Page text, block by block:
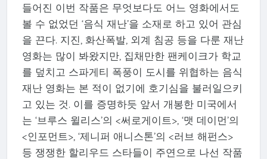
들어진 이번 작품은 무엇보다도 어느 영화에서도
볼 수 없었던 ‘음식 재난’을 소재로 하고 있어 관심
을 끈다. 지진, 화산폭발, 외계 침공 등을 다룬 재난
영화는 많이 봐왔지만, 집채만한 팬케이크가 학교
를 덮치고 스파게티 폭풍이 도시를 위협하는 음식
재난 영화는 본 적이 없기에 호기심을 불러일으키
고 있는 것. 이를 증명하듯 앞서 개봉한 미국에서
는 ‘브루스 윌리스’의 <써로게이트>, ‘맷 데이먼’의
<인포먼트>, ‘제니퍼 애니스톤’의 <러브 해펀스>
등 쟁쟁한 할리우드 스타들이 주연으로 나선 작품